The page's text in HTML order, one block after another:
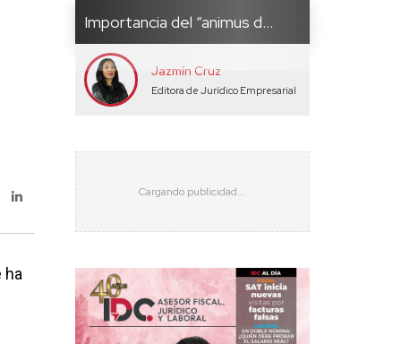
ha
Importancia del “animus d...
Jazmín Cruz
Editora de Jurídico Empresarial